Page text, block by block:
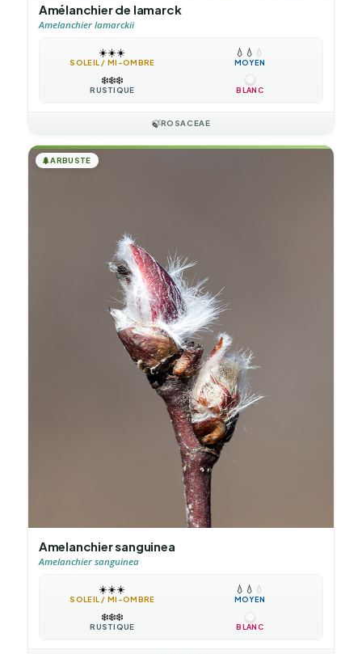
Amélanchier de lamarck
Amelanchier lamarckii
☀️☀️☀️
SOLEIL / MI-OMBRE
💧 💧 💧
MOYEN
❄️❄️❄️
RUSTIQUE BLANC
🍃ROSACEAE
🌲ARBUSTE
Amelanchier sanguinea
Amelanchier sanguinea
☀️☀️☀️
SOLEIL / MI-OMBRE
💧 💧 💧
MOYEN
❄️❄️❄️
RUSTIQUE BLANC